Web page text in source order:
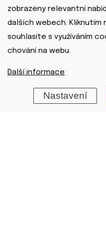
Montáž rekuperace
Montáž zvlhčovače
Servis
Servis klimatizace
Servis rekuperace
zobrazeny relevantní
dalších webech. Kliknutím
souhlasíte s využíváním
chování na webu.
Další informace
Nastavení